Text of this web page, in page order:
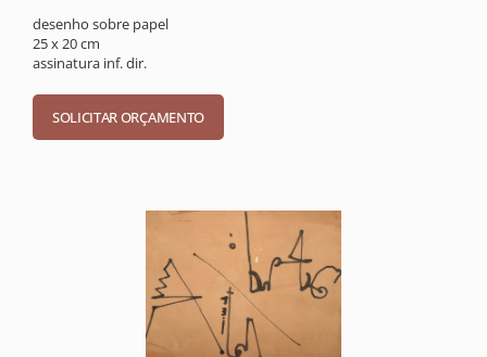
desenho sobre papel
25 x 20 cm
assinatura inf. dir.